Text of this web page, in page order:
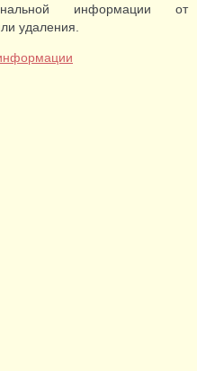
информации от
удаления.